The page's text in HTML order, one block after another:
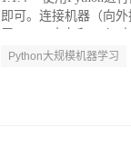
即可。连接机器（向
Python大规模机器学习